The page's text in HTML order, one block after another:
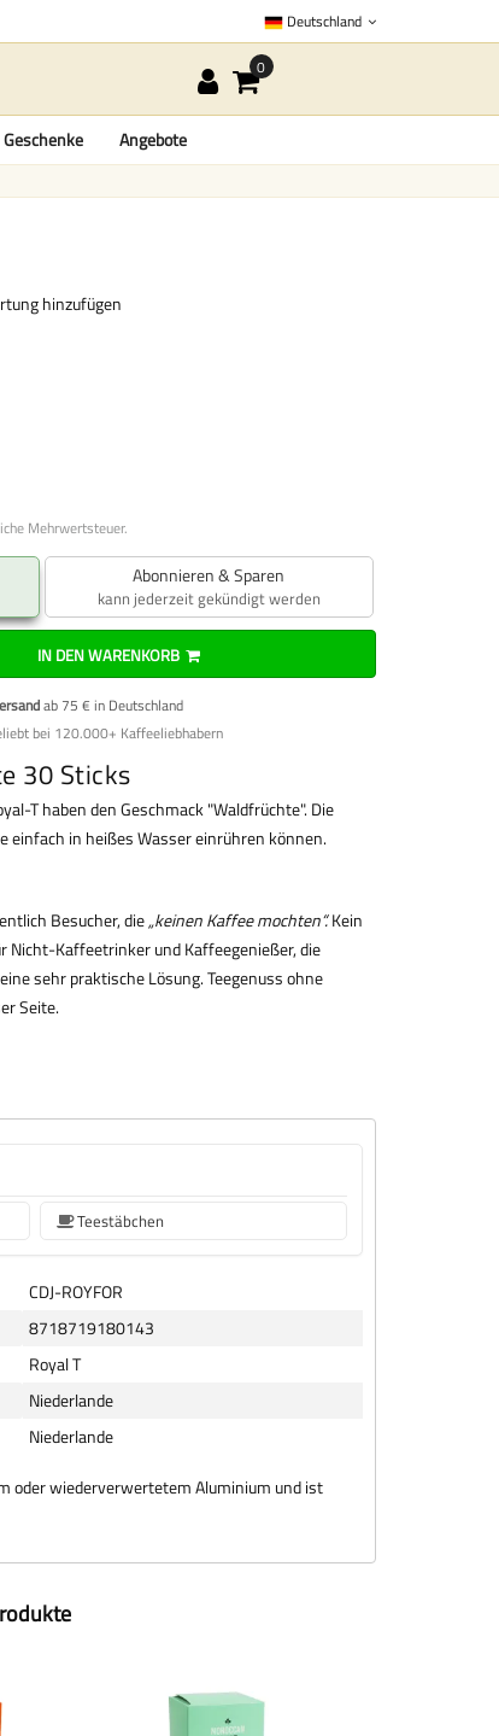
Deutschland
Geschenke Angebote
hinzufügen
Mehrwertsteuer.
Abonnieren & Sparen
kann jederzeit gekündigt werden
IN DEN WARENKORB
ab 75 € in Deutschland
bei 120.000+ Kaffeeliebhabern
30 Sticks
T haben den Geschmack "Waldfrüchte". Die
einfach in heißes Wasser einrühren können.
Besucher, die„keinen Kaffee mochten“.Kein
Nicht-Kaffeetrinker und Kaffeegenießer, die
sehr praktische Lösung. Teegenuss ohne
Seite.
Teestäbchen
CDJ-ROYFOR
8718719180143
Royal T
Niederlande
Niederlande
oder wiederverwertetem Aluminium und ist